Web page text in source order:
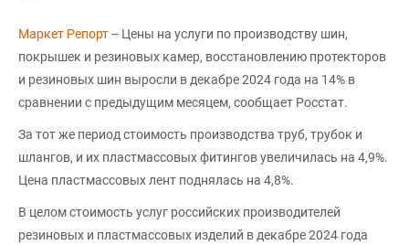
Маркет Репорт-- Цены на услуги по производству шин,
покрышек и резиновых камер, восстановлению протекторов
и резиновых шин выросли в декабре 2024 года на 14% в
сравнении с предыдущим месяцем, сообщает Росстат.
За тот же период стоимость производства труб, трубок и
шлангов, и их пластмассовых фитингов увеличилась на 4,9%.
Цена пластмассовых лент поднялась на 4,8%.
В целом стоимость услуг российских производителей
резиновых и пластмассовых изделий в декабре 2024 года